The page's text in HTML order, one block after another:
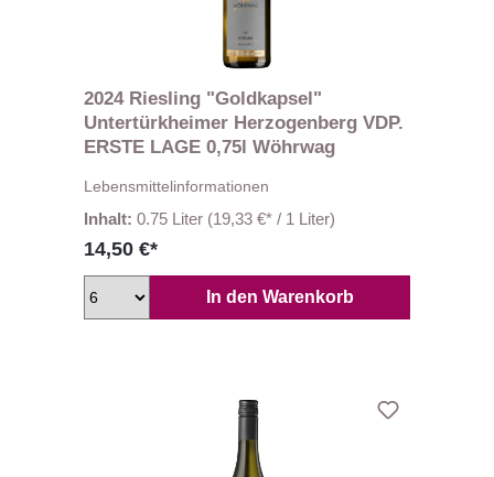
2024 Riesling "Goldkapsel"
Untertürkheimer Herzogenberg VDP.
ERSTE LAGE 0,75l Wöhrwag
Lebensmittelinformationen
Inhalt: 0.75 Liter (19,33 €* / 1 Liter)
14,50 €*
In den Warenkorb